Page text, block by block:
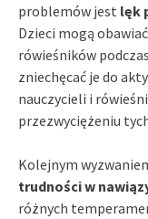
problemów jest lęk
Dzieci mogą
rówieśników
zniechęcać je do
nauczycieli i
przezwyciężeniu
Kolejnym
trudności w
różnych